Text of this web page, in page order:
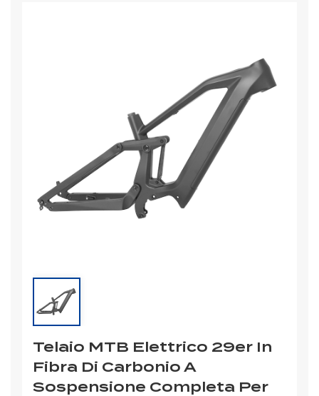
Telaio MTB Elettrico 29er In
Fibra Di Carbonio A
Sospensione Completa Per